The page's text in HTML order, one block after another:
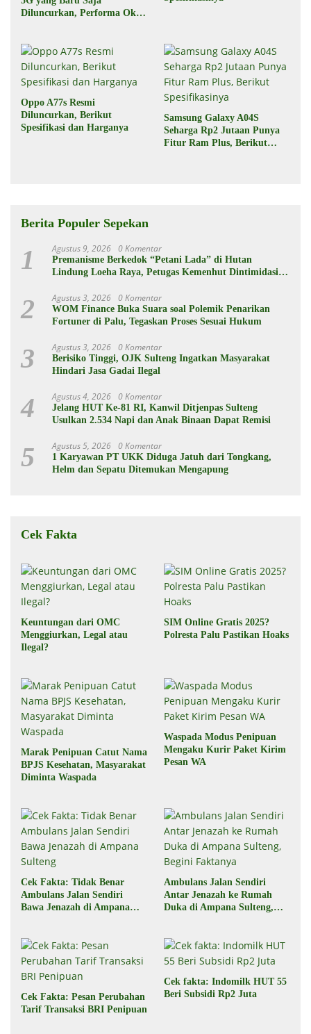
Diluncurkan, Performa Oke,
Oppo A77s Resmi
Diluncurkan, Berikut
Spesifikasi dan Harganya
Samsung Galaxy A04S
Seharga Rp2 Jutaan Punya
Fitur Ram Plus, Berikut
Berita Populer Sepekan
1 Agustus 9, 2026 0 Komentar
Premanisme Berkedok “Petani Lada” di Hutan
Lindung Loeha Raya, Petugas Kemenhut Dintimidasi
2 Agustus 3, 2026 0 Komentar
WOM Finance Buka Suara soal Polemik Penarikan
Fortuner di Palu, Tegaskan Proses Sesuai Hukum
3 Agustus 3, 2026 0 Komentar
Berisiko Tinggi, OJK Sulteng Ingatkan Masyarakat
Hindari Jasa Gadai Ilegal
4 Agustus 4, 2026 0 Komentar
Jelang HUT Ke-81 RI, Kanwil Ditjenpas Sulteng
Usulkan 2.534 Napi dan Anak Binaan Dapat Remisi
5 Agustus 5, 2026 0 Komentar
1 Karyawan PT UKK Diduga Jatuh dari Tongkang,
Helm dan Sepatu Ditemukan Mengapung
Cek Fakta
Keuntungan dari OMC
Menggiurkan, Legal atau
Ilegal?
SIM Online Gratis 2025?
Polresta Palu Pastikan Hoaks
Marak Penipuan Catut Nama
BPJS Kesehatan, Masyarakat
Diminta Waspada
Waspada Modus Penipuan
Mengaku Kurir Paket Kirim
Pesan WA
Cek Fakta: Tidak Benar
Ambulans Jalan Sendiri
Bawa Jenazah di Ampana
Ambulans Jalan Sendiri
Antar Jenazah ke Rumah
Duka di Ampana Sulteng,
Cek Fakta: Pesan Perubahan
Tarif Transaksi BRI Penipuan
Cek fakta: Indomilk HUT 55
Beri Subsidi Rp2 Juta